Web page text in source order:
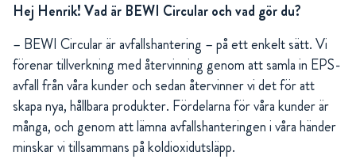
Hej Henrik! Vad är BEWI Circular och vad gör du?
– BEWI Circular är avfallshantering – på ett enkelt sätt. Vi
förenar tillverkning med återvinning genom att samla in EPS-
avfall från våra kunder och sedan återvinner vi det för att
skapa nya, hållbara produkter. Fördelarna för våra kunder är
många, och genom att lämna avfallshanteringen i våra händer
minskar vi tillsammans på koldioxidutsläpp.